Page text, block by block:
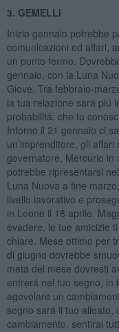
3. GEMELLI
Inizio gennaio potrebbe
comunicazioni ed affari,
un punto fermo.
gennaio, con la Luna
Giove. Tra febbraio-
la tua relazione sará piú
probabilitá, che tu
Intorno il 21 gennaio ci
un’imprenditore, gli
governatore, Mercurio in
potrebbe ripresentarsi
Luna Nuova a fine
livello lavorativo e
in Leone il 18 aprile.
evadere, le tue amicizie
chiare. Mese ottimo per
di giugno dovrebbe
metá del mese dovresti
entrerá nel tuo segno, in
agevolare un
segno sará il tuo alleato,
cambiamento, sentirai